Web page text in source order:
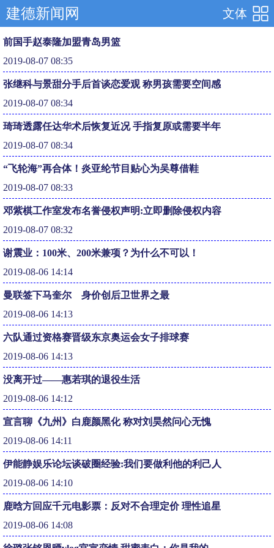
文体
建德新闻网
前国手赵泰隆加盟青岛男篮
2019-08-07 08:35
张继科与景甜分手后首谈恋爱观 称男孩需要空间感
2019-08-07 08:34
琦琦透露任达华术后恢复近况 手指复原或需要半年
2019-08-07 08:34
“飞轮海”再合体！炎亚纶节目贴心为吴尊借鞋
2019-08-07 08:33
邓紫棋工作室发布名誉侵权声明:立即删除侵权内容
2019-08-07 08:32
谢震业：100米、200米兼项？为什么不可以！
2019-08-06 14:14
曼联签下马奎尔 身价创后卫世界之最
2019-08-06 14:13
六队通过资格赛晋级东京奥运会女子排球赛
2019-08-06 14:13
没离开过——惠若琪的退役生活
2019-08-06 14:12
宣言聊《九州》白鹿颜黑化 称对刘昊然问心无愧
2019-08-06 14:11
伊能静娱乐论坛谈破圈经验:我们要做利他的利己人
2019-08-06 14:10
鹿晗方回应千元电影票：反对不合理定价 理性追星
2019-08-06 14:08